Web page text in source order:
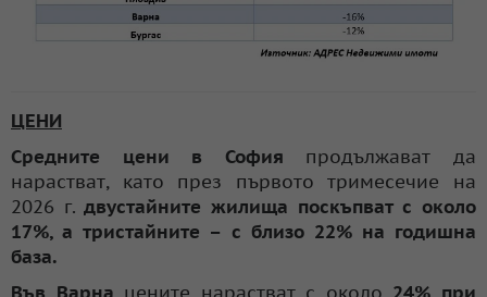
ЦЕНИ
Средните цени в София продължават да
нарастват, като през първото тримесечие на
2026 г.двустайните жилища поскъпват с около
17%, а тристайните – с близо 22% на годишна
база.